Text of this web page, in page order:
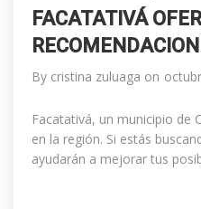
FACATATIVÁ
By cristina zuluaga on
Facatativá, un municipio de
en la región. Si estás
ayudarán a mejorar tus